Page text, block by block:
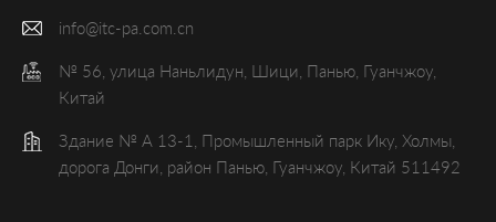
info@itc-pa.com.cn
№ 56, улица Наньлидун, Шици, Панью, Гуанчжоу,
Китай
Здание № А 13-1, Промышленный парк Ику, Холмы,
дорога Донги, район Панью, Гуанчжоу, Китай 511492